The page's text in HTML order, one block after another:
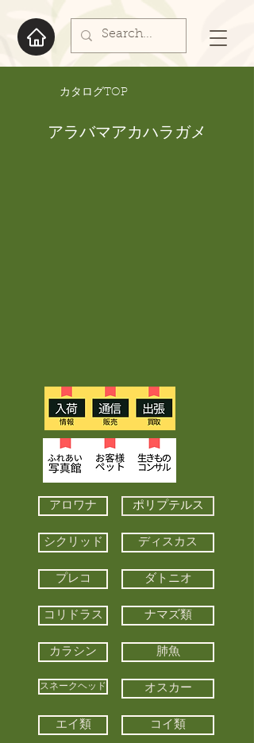
​カタログTOP
アラバマアカハラガメ
アロワナ ポリプテルス
シクリッド ディスカス
プレコ ダトニオ
コリドラス ナマズ類
カラシン 肺魚
スネークヘッド オスカー
エイ類 コイ類